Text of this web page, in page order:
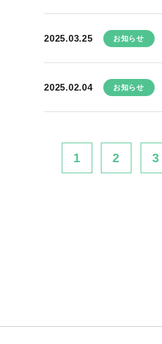
2025.03.25 お知らせ
2025.02.04 お知らせ
1 2 3